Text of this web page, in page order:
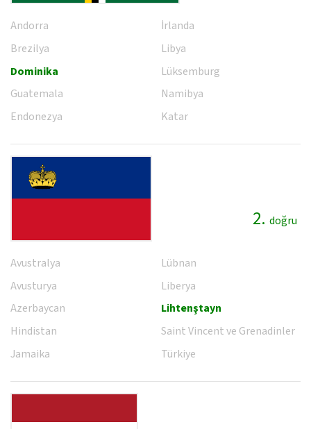
Andorra
Brezilya
Dominika
Guatemala
Endonezya
İrlanda
Libya
Lüksemburg
Namibya
Katar
2. doğru
Avustralya
Avusturya
Azerbaycan
Hindistan
Jamaika
Lübnan
Liberya
Lihtenştayn
Saint Vincent ve Grenadinler
Türkiye